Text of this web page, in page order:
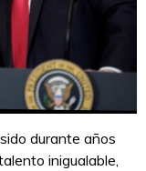
durante años
inigualable,